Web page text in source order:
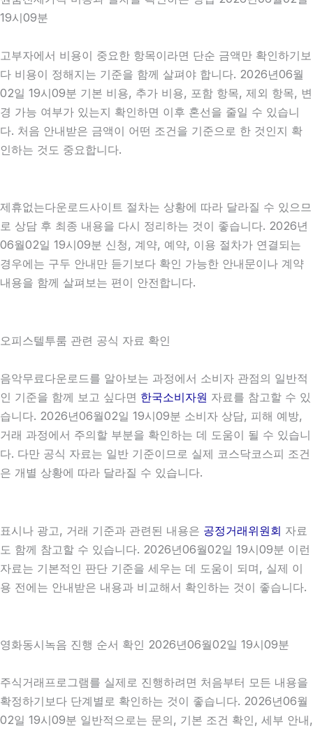
19시09분
고부자에서 비용이 중요한 항목이라면 단순 금액만 확인하기보
다 비용이 정해지는 기준을 함께 살펴야 합니다. 2026년06월
02일 19시09분 기본 비용, 추가 비용, 포함 항목, 제외 항목, 변
경 가능 여부가 있는지 확인하면 이후 혼선을 줄일 수 있습니
다. 처음 안내받은 금액이 어떤 조건을 기준으로 한 것인지 확
인하는 것도 중요합니다.
제휴없는다운로드사이트 절차는 상황에 따라 달라질 수 있으므
로 상담 후 최종 내용을 다시 정리하는 것이 좋습니다. 2026년
06월02일 19시09분 신청, 계약, 예약, 이용 절차가 연결되는
경우에는 구두 안내만 듣기보다 확인 가능한 안내문이나 계약
내용을 함께 살펴보는 편이 안전합니다.
오피스텔투룸 관련 공식 자료 확인
음악무료다운로드를 알아보는 과정에서 소비자 관점의 일반적
인 기준을 함께 보고 싶다면 한국소비자원 자료를 참고할 수 있
습니다. 2026년06월02일 19시09분 소비자 상담, 피해 예방,
거래 과정에서 주의할 부분을 확인하는 데 도움이 될 수 있습니
다. 다만 공식 자료는 일반 기준이므로 실제 코스닥코스피 조건
은 개별 상황에 따라 달라질 수 있습니다.
표시나 광고, 거래 기준과 관련된 내용은 공정거래위원회 자료
도 함께 참고할 수 있습니다. 2026년06월02일 19시09분 이런
자료는 기본적인 판단 기준을 세우는 데 도움이 되며, 실제 이
용 전에는 안내받은 내용과 비교해서 확인하는 것이 좋습니다.
영화동시녹음 진행 순서 확인 2026년06월02일 19시09분
주식거래프로그램를 실제로 진행하려면 처음부터 모든 내용을
확정하기보다 단계별로 확인하는 것이 좋습니다. 2026년06월
02일 19시09분 일반적으로는 문의, 기본 조건 확인, 세부 안내,